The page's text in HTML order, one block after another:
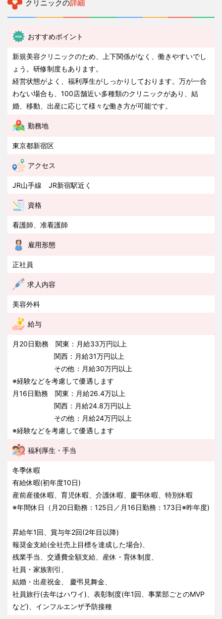
クリニックの詳細
おすすめポイント
新規美容クリニックのため、上下関係がなく、働きやすいでし
ょう。研修制度もあります。
経営状態がよく、福利厚生がしっかりしております。万が一合
わない場合も、100店舗近い多種類のクリニックがあり、結
婚、移動、出産に応じて様々な働き方が可能です。
勤務地
東京都新宿区
アクセス
JR山手線 JR新宿駅近く
資格
看護師、准看護師
雇用形態
正社員
求人内容
美容外科
給与
月20日勤務 関東：月給33万円以上
関西：月給31万円以上
その他：月給30万円以上
※経験などを考慮して優遇します
月16日勤務 関東：月給26.4万以上
関西：月給24.8万円以上
その他：月給24万円以上
※経験などを考慮して優遇します
福利厚生・手当
冬季休暇
有給休暇(初年度10日)
産前産後休暇、育児休暇、介護休暇、慶弔休暇、特別休暇
※年間休日（月20日勤務：125日／月16日勤務：173日※昨年度)
昇給年1回、賞与年2回(2年目以降)
報奨金支給(全社売上目標を達成した場合)、
残業手当、交通費全額支給、産休・育休制度、
社員・家族割引、
結婚・出産祝金、 慶弔見舞金、
社員旅行(去年はハワイ)、表彰制度(年1回、事業部ごとのMVP
など)、インフルエンザ予防接種